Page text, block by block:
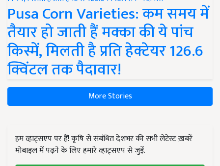
Pusa Corn Varieties: कम समय में
तैयार हो जाती हैं मक्का की ये पांच
किस्में, मिलती है प्रति हेक्टेयर 126.6
क्विंटल तक पैदावार!
More Stories
हम व्हाट्सएप पर हैं! कृषि से संबंधित देशभर की सभी लेटेस्ट ख़बरें
मोबाइल में पढ़ने के लिए हमारे व्हाट्सएप से जुड़ें.